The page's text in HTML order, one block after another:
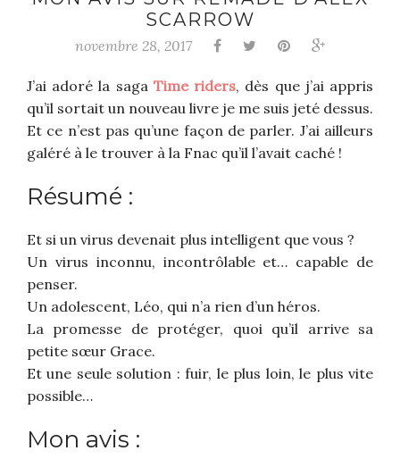
SCARROW
novembre 28, 2017
J’ai adoré la saga Time riders, dès que j’ai appris
qu’il sortait un nouveau livre je me suis jeté dessus.
Et ce n’est pas qu’une façon de parler. J’ai ailleurs
galéré à le trouver à la Fnac qu’il l’avait caché !
Résumé :
Et si un virus devenait plus intelligent que vous ?
Un virus inconnu, incontrôlable et… capable de
penser.
Un adolescent, Léo, qui n’a rien d’un héros.
La promesse de protéger, quoi qu’il arrive sa
petite sœur Grace.
Et une seule solution : fuir, le plus loin, le plus vite
possible…
Mon avis :